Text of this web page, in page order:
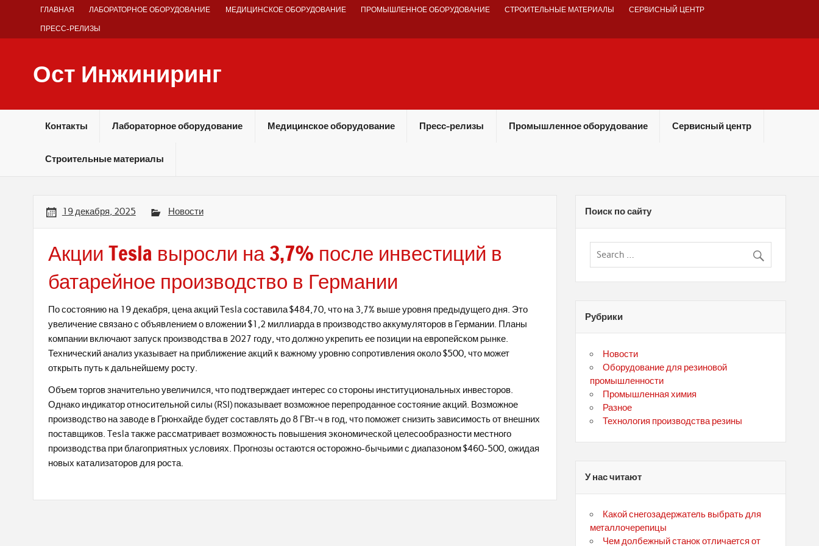
ГЛАВНАЯ ЛАБОРАТОРНОЕ ОБОРУДОВАНИЕ МЕДИЦИНСКОЕ ОБОРУДОВАНИЕ ПРОМЫШЛЕННОЕ ОБОРУДОВАНИЕ СТРОИТЕЛЬНЫЕ МАТЕРИАЛЫ СЕРВИСНЫЙ ЦЕНТР
ПРЕСС-РЕЛИЗЫ
Ост Инжиниринг
Контакты Лабораторное оборудование Медицинское оборудование Пресс-релизы Промышленное оборудование Сервисный центр
Строительные материалы
19 декабря, 2025 Новости
Акции Tesla выросли на 3,7% после инвестиций в
батарейное производство в Германии
По состоянию на 19 декабря, цена акций Tesla составила $484,70, что на 3,7% выше уровня предыдущего дня. Это
увеличение связано с объявлением о вложении $1,2 миллиарда в производство аккумуляторов в Германии. Планы
компании включают запуск производства в 2027 году, что должно укрепить ее позиции на европейском рынке.
Технический анализ указывает на приближение акций к важному уровню сопротивления около $500, что может
открыть путь к дальнейшему росту.
Объем торгов значительно увеличился, что подтверждает интерес со стороны институциональных инвесторов.
Однако индикатор относительной силы (RSI) показывает возможное перепроданное состояние акций. Возможное
производство на заводе в Грюнхайде будет составлять до 8 ГВт-ч в год, что поможет снизить зависимость от внешних
поставщиков. Tesla также рассматривает возможность повышения экономической целесообразности местного
производства при благоприятных условиях. Прогнозы остаются осторожно-бычьими с диапазоном $460-500, ожидая
новых катализаторов для роста.
Поиск по сайту
Рубрики
Новости
Оборудование для резиновой
промышленности
Промышленная химия
Разное
Технология производства резины
У нас читают
Какой снегозадержатель выбрать для
металлочерепицы
Чем долбежный станок отличается от